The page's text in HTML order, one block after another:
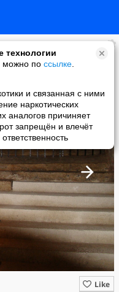
технологии
можно по ссылке
и связанная с ними
наркотических
аналогов причиняет
запрещён и влечёт
Like